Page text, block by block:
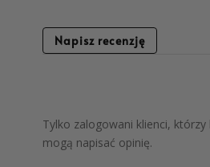
Napisz recenzję
Tylko zalogowani klienci,
mogą napisać opinię.